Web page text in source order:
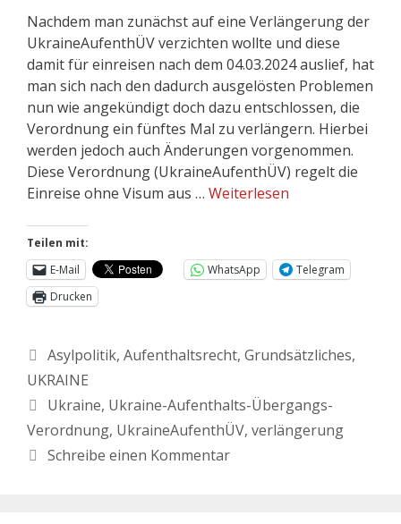
Nachdem man zunächst auf eine Verlängerung der
UkraineAufenthÜV verzichten wollte und diese
damit für einreisen nach dem 04.03.2024 auslief, hat
man sich nach den dadurch ausgelösten Problemen
nun wie angekündigt doch dazu entschlossen, die
Verordnung ein fünftes Mal zu verlängern. Hierbei
werden jedoch auch Änderungen vorgenommen.
Diese Verordnung (UkraineAufenthÜV) regelt die
Einreise ohne Visum aus … Weiterlesen
Teilen mit:
E-Mail
WhatsApp
Telegram
Drucken
Asylpolitik, Aufenthaltsrecht, Grundsätzliches,
UKRAINE
Ukraine, Ukraine-Aufenthalts-Übergangs-
Verordnung, UkraineAufenthÜV, verlängerung
Schreibe einen Kommentar